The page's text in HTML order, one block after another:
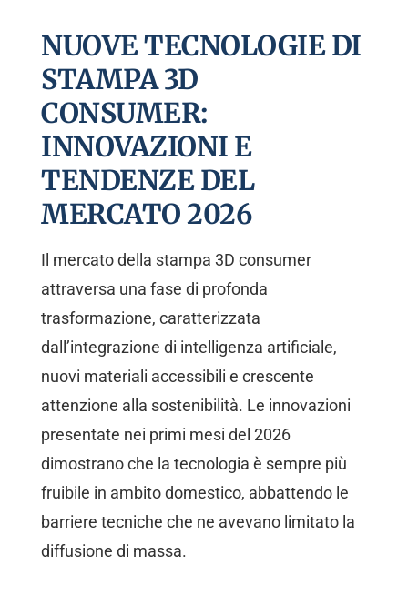
NUOVE TECNOLOGIE DI
STAMPA 3D
CONSUMER:
INNOVAZIONI E
TENDENZE DEL
MERCATO 2026
Il mercato della stampa 3D consumer
attraversa una fase di profonda
trasformazione, caratterizzata
dall’integrazione di intelligenza artificiale,
nuovi materiali accessibili e crescente
attenzione alla sostenibilità. Le innovazioni
presentate nei primi mesi del 2026
dimostrano che la tecnologia è sempre più
fruibile in ambito domestico, abbattendo le
barriere tecniche che ne avevano limitato la
diffusione di massa.